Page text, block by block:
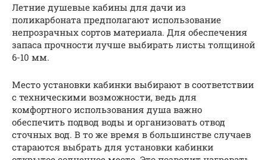
Летние душевые кабины для дачи из
поликарбоната предполагают использование
непрозрачных сортов материала. Для обеспечения
запаса прочности лучше выбирать листы толщиной
6-10 мм.
Место установки кабинки выбирают в соответствии
с техническими возможности, ведь для
комфортного использования душа важно
обеспечить подвод воды и организовать отвод
сточных вод. В то же время в большинстве случаев
стараются выбрать для установки кабинки